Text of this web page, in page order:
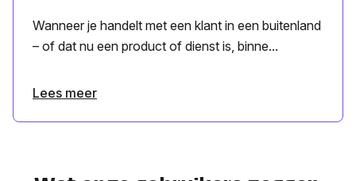
Wanneer je handelt met een klant in een buitenland
– of dat nu een product of dienst is, binne...
Lees meer